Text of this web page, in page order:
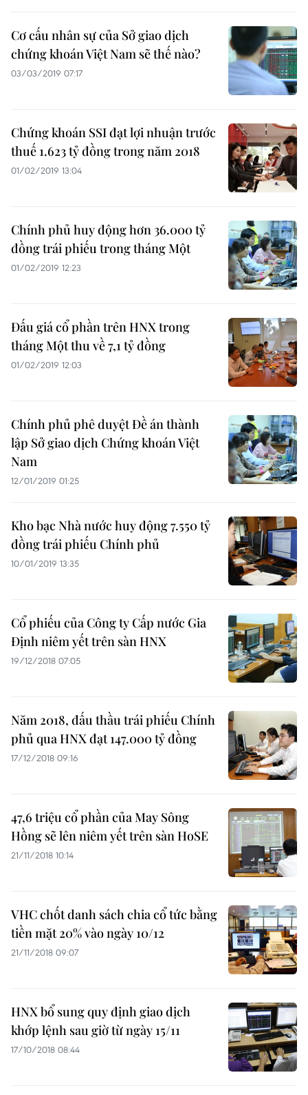
Cơ cấu nhân sự của Sở giao dịch
chứng khoán Việt Nam sẽ thế nào?
03/03/2019 07:17
Chứng khoán SSI đạt lợi nhuận trước
thuế 1.623 tỷ đồng trong năm 2018
01/02/2019 13:04
Chính phủ huy động hơn 36.000 tỷ
đồng trái phiếu trong tháng Một
01/02/2019 12:23
Đấu giá cổ phần trên HNX trong
tháng Một thu về 7,1 tỷ đồng
01/02/2019 12:03
Chính phủ phê duyệt Đề án thành
lập Sở giao dịch Chứng khoán Việt
Nam
12/01/2019 01:25
Kho bạc Nhà nước huy động 7.550 tỷ
đồng trái phiếu Chính phủ
10/01/2019 13:35
Cổ phiếu của Công ty Cấp nước Gia
Định niêm yết trên sàn HNX
19/12/2018 07:05
Năm 2018, đấu thầu trái phiếu Chính
phủ qua HNX đạt 147.000 tỷ đồng
17/12/2018 09:16
47,6 triệu cổ phần của May Sông
Hồng sẽ lên niêm yết trên sàn HoSE
21/11/2018 10:14
VHC chốt danh sách chia cổ tức bằng
tiền mặt 20% vào ngày 10/12
21/11/2018 09:07
HNX bổ sung quy định giao dịch
khớp lệnh sau giờ từ ngày 15/11
17/10/2018 08:44